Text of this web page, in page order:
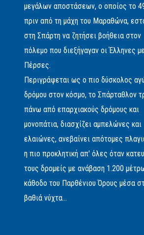
μεγάλων αποστάσεων, ο οποίος το
πριν από τη μάχη του Μαραθώνα,
στη Σπάρτη να ζητήσει βοήθεια στον
πόλεμο που διεξήγαγαν οι Έλληνες
Πέρσες.
Περιγράφεται ως ο πιο δύσκολος
δρόμου στον κόσμο, το Σπάρταθλον
πάνω από επαρχιακούς δρόμους και
μονοπάτια, διασχίζει αμπελώνες και
ελαιώνες, ανεβαίνει απότομες
η πιο προκλητική απ' όλες όταν
τους δρομείς με ανάβαση 1.200
κάθοδο του Παρθένιου Όρους μέσα
βαθιά νύχτα...